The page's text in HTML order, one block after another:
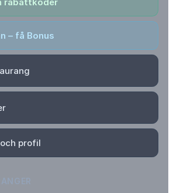
– få Bonus
profil